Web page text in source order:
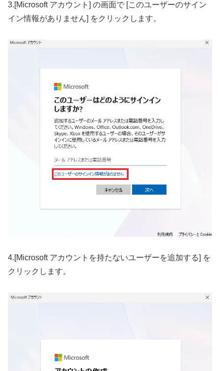
3.[Microsoft アカウント] の画面で [このユーザーのサイン
イン情報がありません] をクリックします。
4.[Microsoft アカウントを持たないユーザーを追加する] を
クリックします。